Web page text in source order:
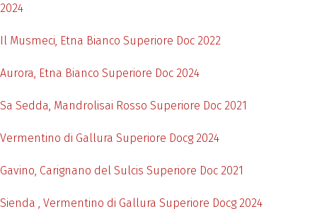
2024
Il Musmeci, Etna Bianco Superiore Doc 2022
Aurora, Etna Bianco Superiore Doc 2024
Sa Sedda, Mandrolisai Rosso Superiore Doc 2021
Vermentino di Gallura Superiore Docg 2024
Gavino, Carignano del Sulcis Superiore Doc 2021
Sienda , Vermentino di Gallura Superiore Docg 2024